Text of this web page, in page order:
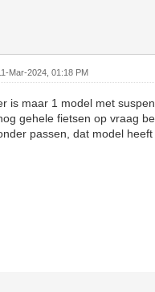
Mar-2024, 01:18 PM
is maar 1 model met
gehele fietsen op vraag
passen, dat model